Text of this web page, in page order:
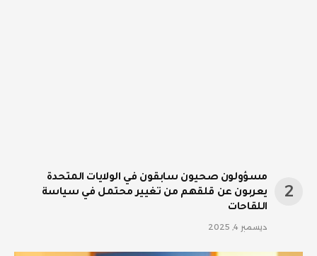
مسؤولون صحيون سابقون في الولايات المتحدة
يعربون عن قلقهم من تغيير محتمل في سياسة
اللقاحات
ديسمبر 4, 2025